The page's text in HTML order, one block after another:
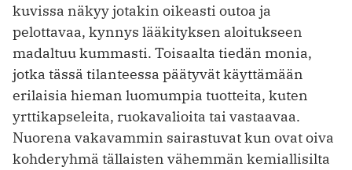
kuvissa näkyy jotakin oikeasti outoa ja
pelottavaa, kynnys lääkityksen aloitukseen
madaltuu kummasti. Toisaalta tiedän monia,
jotka tässä tilanteessa päätyvät käyttämään
erilaisia hieman luomumpia tuotteita, kuten
yrttikapseleita, ruokavalioita tai vastaavaa.
Nuorena vakavammin sairastuvat kun ovat oiva
kohderyhmä tällaisten vähemmän kemiallisilta